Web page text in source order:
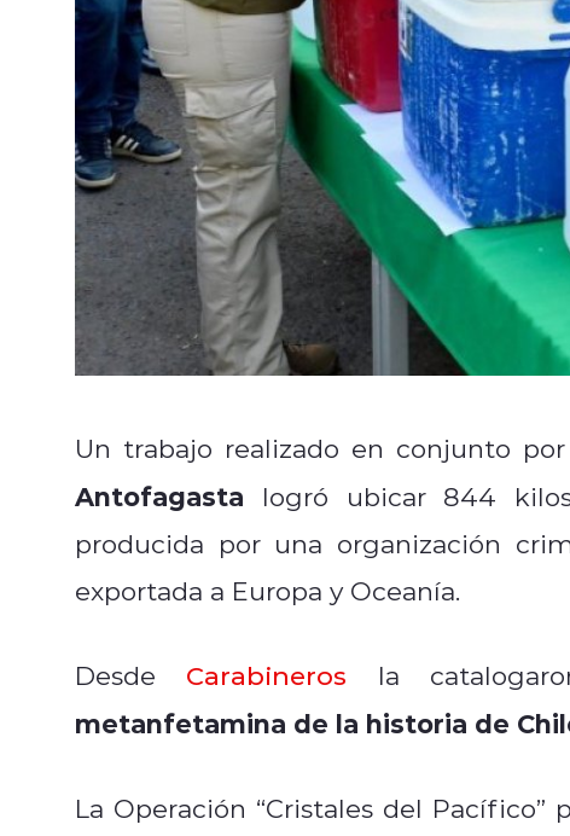
Un trabajo realizado en conjunto
Antofagasta logró ubicar 844
producida por una organización
exportada a Europa y Oceanía.
Desde Carabineros la
metanfetamina de la historia de
La Operación “Cristales del